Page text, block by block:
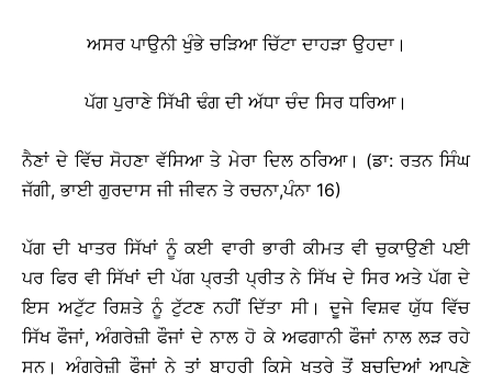
ਅਸਰ ਪਾਉਨੀ ਖੁੰਭੇ ਚੜਿਆ ਚਿੱਟਾ ਦਾਹੜਾ ਉਹਦਾ।
ਪੱਗ ਪੁਰਾਣੇ ਸਿੱਖੀ ਢੰਗ ਦੀ ਅੱਧਾ ਚੰਦ ਸਿਰ ਧਰਿਆ।
ਨੈਣਾਂ ਦੇ ਵਿੱਚ ਸੋਹਣਾ ਵੱਸਿਆ ਤੇ ਮੇਰਾ ਦਿਲ ਠਰਿਆ। (ਡਾ: ਰਤਨ ਸਿੰਘ
ਜੱਗੀ, ਭਾਈ ਗੁਰਦਾਸ ਜੀ ਜੀਵਨ ਤੇ ਰਚਨਾ,ਪੰਨਾ 16)
ਪੱਗ ਦੀ ਖਾਤਰ ਸਿੱਖਾਂ ਨੂੰ ਕਈ ਵਾਰੀ ਭਾਰੀ ਕੀਮਤ ਵੀ ਚੁਕਾਉਣੀ ਪਈ
ਪਰ ਫਿਰ ਵੀ ਸਿੱਖਾਂ ਦੀ ਪੱਗ ਪ੍ਰਤੀ ਪ੍ਰੀਤ ਨੇ ਸਿੱਖ ਦੇ ਸਿਰ ਅਤੇ ਪੱਗ ਦੇ
ਇਸ ਅਟੁੱਟ ਰਿਸ਼ਤੇ ਨੂੰ ਟੁੱਟਣ ਨਹੀਂ ਦਿੱਤਾ ਸੀ। ਦੂਜੇ ਵਿਸ਼ਵ ਯੁੱਧ ਵਿੱਚ
ਸਿੱਖ ਫੌਜਾਂ, ਅੰਗਰੇਜ਼ੀ ਫੌਜਾਂ ਦੇ ਨਾਲ ਹੋ ਕੇ ਅਫਗਾਨੀ ਫੌਜਾਂ ਨਾਲ ਲੜ ਰਹੇ
ਸਨ। ਅੰਗਰੇਜ਼ੀ ਫੌਜਾਂ ਨੇ ਤਾਂ ਬਾਹਰੀ ਕਿਸੇ ਖਤਰੇ ਤੋਂ ਬਚਦਿਆਂ ਆਪਣੇ